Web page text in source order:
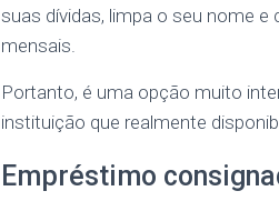
suas dívidas, limpa o seu nome
mensais.
Portanto, é uma opção muito
instituição que realmente
Empréstimo